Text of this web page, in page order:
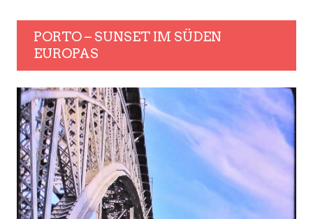
PORTO – SUNSET IM SÜDEN
EUROPAS